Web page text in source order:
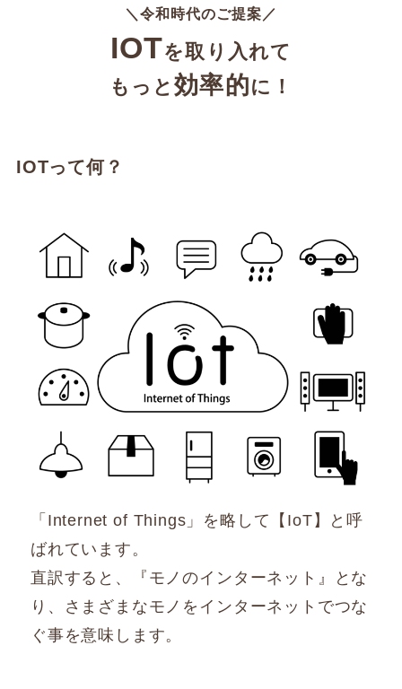
＼令和時代のご提案／
IOTを取り入れて
もっと効率的に！
IOTって何？
「Internet of Things」を略して【IoT】と呼
ばれています。
直訳すると、『モノのインターネット』とな
り、さまざまなモノをインターネットでつな
ぐ事を意味します。